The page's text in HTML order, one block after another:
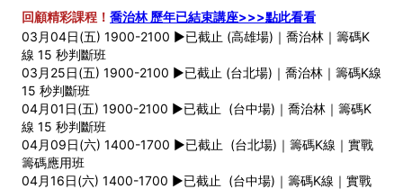
回顧精彩課程！ 喬治林 歷年已結束講座>>>點此看看
03月04日(五) 1900-2100 ►已截止 (高雄場)｜喬治林｜籌碼K
線 15 秒判斷班
03月25日(五) 1900-2100 ►已截止 (台北場)｜喬治林｜籌碼K線
15 秒判斷班
04月01日(五) 1900-2100 ►已截止 (台中場)｜喬治林｜籌碼K
線 15 秒判斷班
04月09日(六) 1400-1700 ►已截止 (台北場)｜籌碼K線｜實戰
籌碼應用班
04月16日(六) 1400-1700 ►已截止 (台中場)｜籌碼K線｜實戰